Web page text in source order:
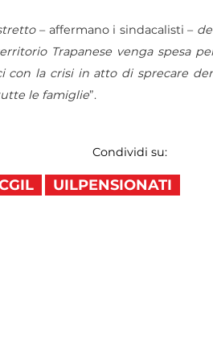
– affermano i sindacalisti –
Trapanese venga spesa
con la crisi in atto di sprecare
le famiglie”.
Condividi su:
UILPENSIONATI